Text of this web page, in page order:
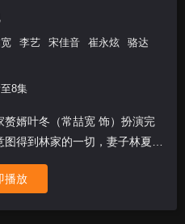
李艺 宋佳音 崔永炫
骆达
8集
赘婿叶冬（常喆宽 饰）扮演完
图得到林家的一切，妻子林夏
被其陷害失明，叶冬当着瞎眼
堂而皇之与秘书偷情、杀害林
播放